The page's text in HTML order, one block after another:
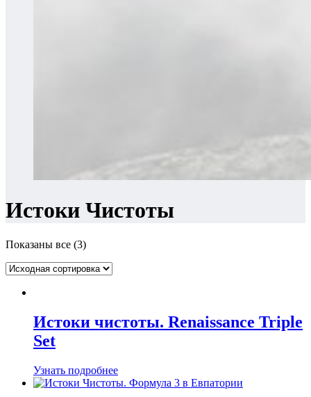
Истоки Чистоты
Показаны все (3)
Истоки чистоты. Renaissance Triple
Set
Узнать подробнее